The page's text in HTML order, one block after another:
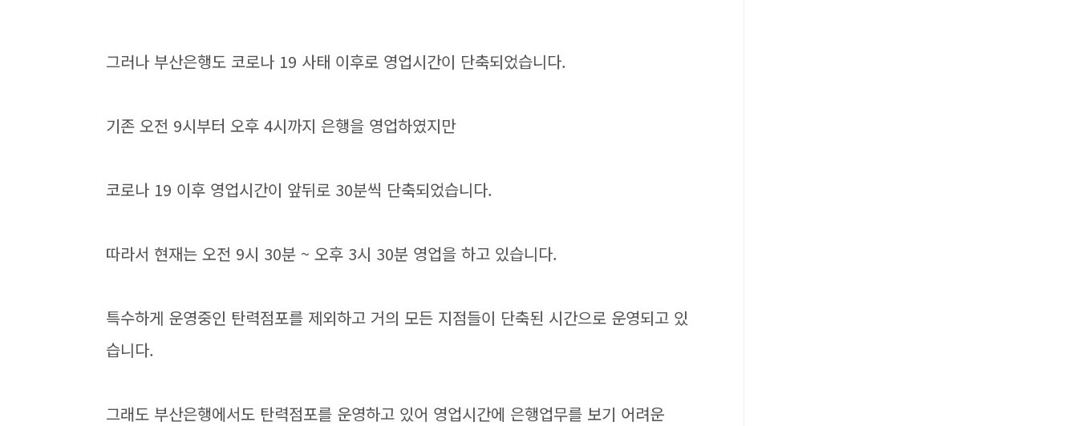
그러나 부산은행도 코로나 19 사태 이후로 영업시간이 단축되었습니다.
기존 오전 9시부터 오후 4시까지 은행을 영업하였지만
코로나 19 이후 영업시간이 앞뒤로 30분씩 단축되었습니다.
따라서 현재는 오전 9시 30분 ~ 오후 3시 30분 영업을 하고 있습니다.
특수하게 운영중인 탄력점포를 제외하고 거의 모든 지점들이 단축된 시간으로 운영되고 있
습니다.
그래도 부산은행에서도 탄력점포를 운영하고 있어 영업시간에 은행업무를 보기 어려운